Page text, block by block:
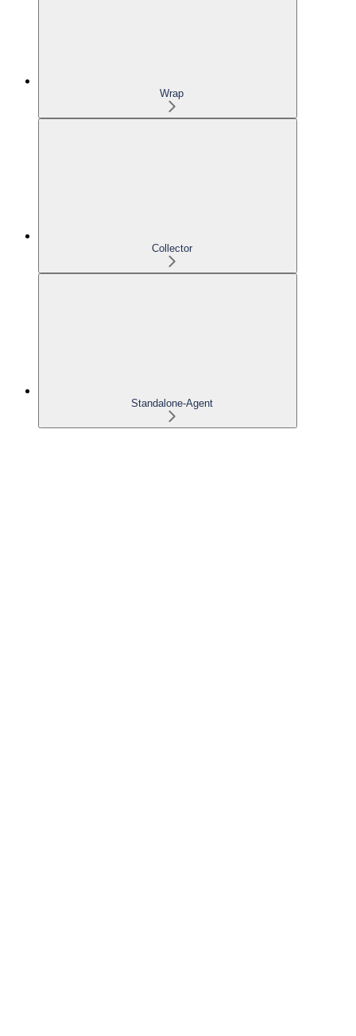
Wrap
Collector
Standalone-Agent